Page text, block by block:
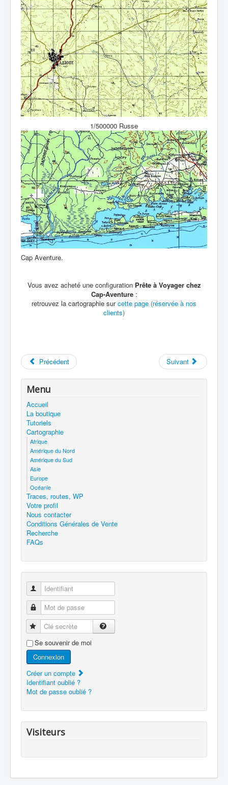
1/500000 Russe
Cap Aventure.
Vous avez acheté une configuration Prête à Voyager chez
Cap-Aventure:
retrouvez la cartographie surcette page (réservée à nos
clients)
Précédent Suivant
Menu
Accueil
La boutique
Tutoriels
Cartographie
Afrique
Amérique du Nord
Amérique du Sud
Asie
Europe
Océanie
Traces, routes, WP
Votre profil
Nous contacter
Conditions Générales de Vente
Recherche
FAQs
Identifiant
Mot de passe
Clé secrète
Se souvenir de moi
Connexion
Créer un compte
Identifiant oublié ?
Mot de passe oublié ?
Visiteurs